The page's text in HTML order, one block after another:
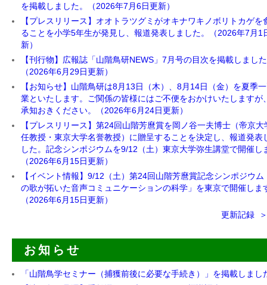
を掲載しました。（2026年7月6日更新）
【プレスリリース】オオトラツグミがオキナワキノボリトカゲを
ることを小学5年生が発見し、報道発表しました。（2026年7月1
新）
【刊行物】広報誌「山階鳥研NEWS」7月号の目次を掲載しまし
（2026年6月29日更新）
【お知らせ】山階鳥研は8月13日（木）、8月14日（金）を夏季
業といたします。ご関係の皆様にはご不便をおかけいたしますが
承知おきください。（2026年6月24日更新）
【プレスリリース】第24回山階芳麿賞を岡ノ谷一夫博士（帝京大
任教授・東京大学名誉教授）に贈呈することを決定し、報道発表
した。記念シンポジウムを9/12（土）東京大学弥生講堂で開催し
（2026年6月15日更新）
【イベント情報】9/12（土）第24回山階芳麿賞記念シンポジウム
の歌が拓いた音声コミュニケーションの科学」を東京で開催しま
（2026年6月15日更新）
更新記録
お知らせ
「山階鳥学セミナー（捕獲前後に必要な手続き）」を掲載しまし